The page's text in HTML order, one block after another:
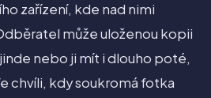
zařízení, kde nad nimi
může uloženou kopii
nebo ji mít i dlouho poté,
chvíli, kdy soukromá fotka